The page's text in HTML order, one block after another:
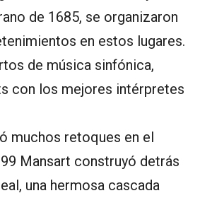
de 1685, se organizaron
en estos lugares.
de música sinfónica,
con los mejores intérpretes
muchos retoques en el
Mansart construyó detrás
una hermosa cascada